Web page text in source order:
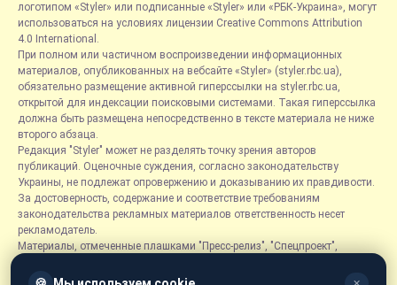
логотипом «Styler» или подписанные «Styler» или «РБК-Украина», могут
использоваться на условиях лицензии Creative Commons Attribution
4.0 International.
При полном или частичном воспроизведении информационных
материалов, опубликованных на вебсайте «Styler» (styler.rbc.ua),
обязательно размещение активной гиперссылки на styler.rbc.ua,
открытой для индексации поисковыми системами. Такая гиперссылка
должна быть размещена непосредственно в тексте материала не ниже
второго абзаца.
Редакция "Styler" может не разделять точку зрения авторов
публикаций. Оценочные суждения, согласно законодательству
Украины, не подлежат опровержению и доказыванию их правдивости.
За достоверность, содержание и соответствие требованиям
законодательства рекламных материалов ответственность несет
рекламодатель.
Материалы, отмеченные плашками "Пресс-релиз", "Спецпроект",
размещаются на правах рекламы.